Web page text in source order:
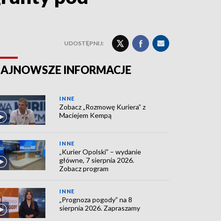
UDOSTĘPNIJ:
INFORMACJE
INNE
Zobacz „Rozmowę Kuriera” z
Maciejem Kempą
INNE
„Kurier Opolski” – wydanie
główne, 7 sierpnia 2026.
Zobacz program
INNE
„Prognoza pogody” na 8
sierpnia 2026. Zapraszamy